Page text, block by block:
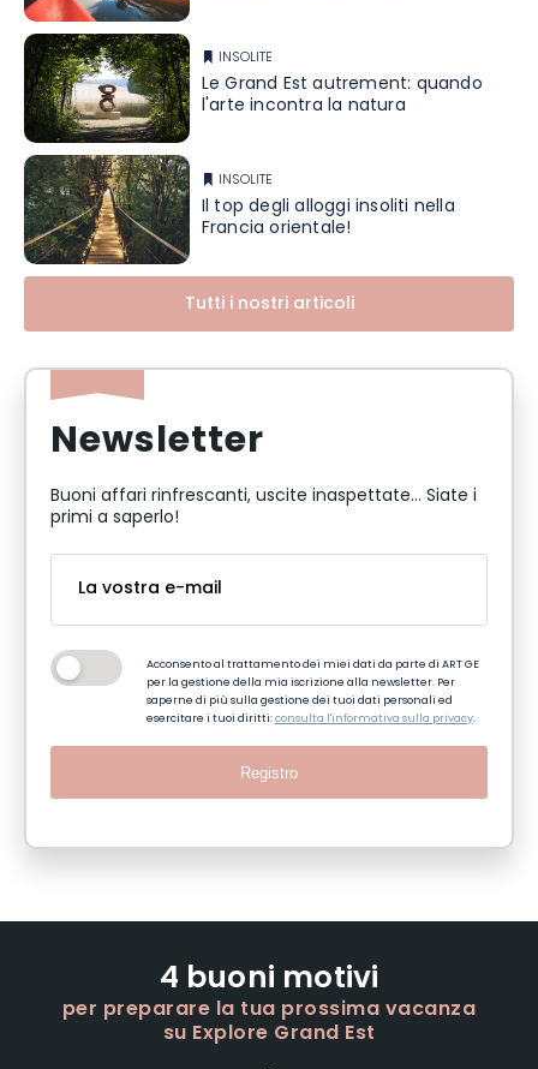
INSOLITE
Le Grand Est autrement: quando
l'arte incontra la natura
INSOLITE
Il top degli alloggi insoliti nella
Francia orientale!
Tutti i nostri articoli
Newsletter
Buoni affari rinfrescanti, uscite inaspettate... Siate i
primi a saperlo!
Acconsento al trattamento dei miei dati da parte di ART GE
per la gestione della mia iscrizione alla newsletter. Per
saperne di più sulla gestione dei tuoi dati personali ed
esercitare i tuoi diritti:consulta l'informativa sulla privacy.
Registro
4 buoni motivi
per preparare la tua prossima vacanza
su Explore Grand Est